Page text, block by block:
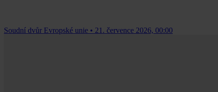
Soudní dvůr Evropské unie • 21. července 2026, 00:00